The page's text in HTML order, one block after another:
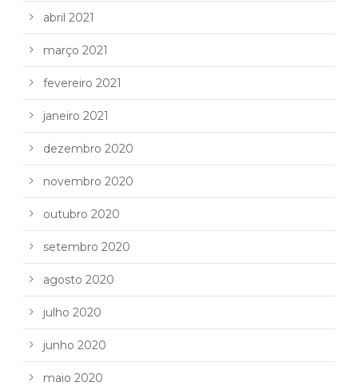
abril 2021
março 2021
fevereiro 2021
janeiro 2021
dezembro 2020
novembro 2020
outubro 2020
setembro 2020
agosto 2020
julho 2020
junho 2020
maio 2020